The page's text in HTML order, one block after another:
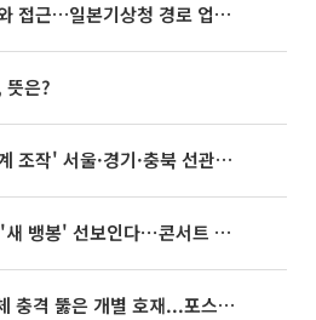
태풍 '돌핀' 오키나와 접근…일본기상청 경로 업데이트
은?
서울·경기·충북 선관위 등 추가 압수수색
빅뱅, 20주년 기념 '새 뱅봉' 선보인다⋯콘서트 앞두고 팝업 개최
[증시키워드] 반도체 충격 뚫은 개별 호재...포스코퓨처엠·에코프로·한화솔루션 '눈길'